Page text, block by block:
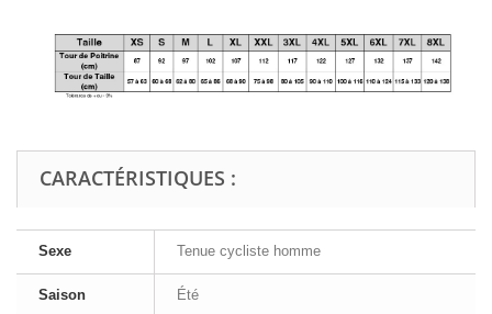
CARACTÉRISTIQUES :
Sexe Tenue cycliste homme
Saison Été